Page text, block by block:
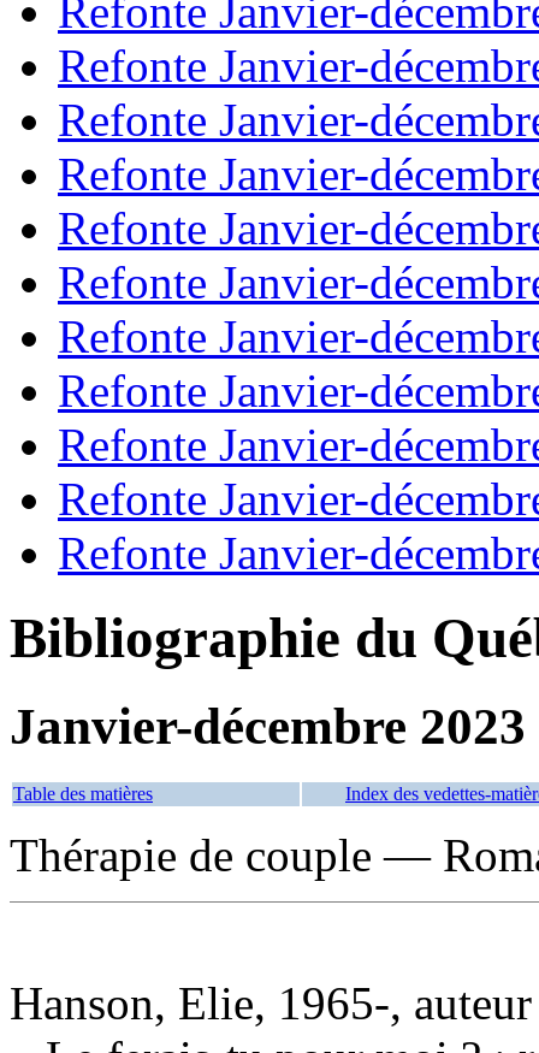
Refonte Janvier-
Refonte Janvier-
Refonte Janvier-
Refonte Janvier-
Refonte Janvier-
Refonte Janvier-
Refonte Janvier-
Refonte Janvier-
Refonte Janvier-
Refonte Janvier-
Refonte Janvier-
Bibliographie du
Janvier-décembre 2023
Table des matières Index des vedettes-
Thérapie de couple —
Hanson, Elie, 1965-, auteur